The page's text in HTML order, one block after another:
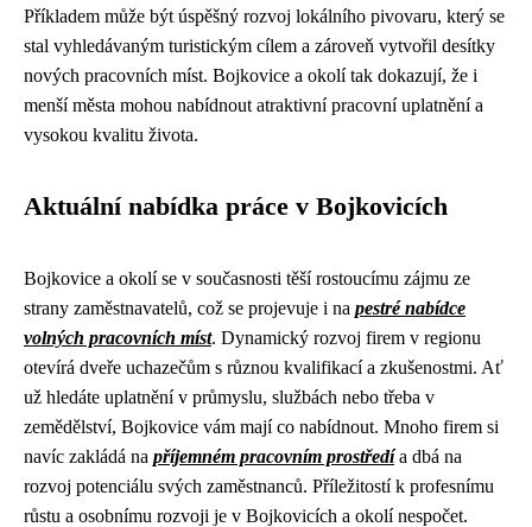
Příkladem může být úspěšný rozvoj lokálního pivovaru, který se
stal vyhledávaným turistickým cílem a zároveň vytvořil desítky
nových pracovních míst. Bojkovice a okolí tak dokazují, že i
menší města mohou nabídnout atraktivní pracovní uplatnění a
vysokou kvalitu života.
Aktuální nabídka práce v Bojkovicích
Bojkovice a okolí se v současnosti těší rostoucímu zájmu ze
strany zaměstnavatelů, což se projevuje i na pestré nabídce
volných pracovních míst. Dynamický rozvoj firem v regionu
otevírá dveře uchazečům s různou kvalifikací a zkušenostmi. Ať
už hledáte uplatnění v průmyslu, službách nebo třeba v
zemědělství, Bojkovice vám mají co nabídnout. Mnoho firem si
navíc zakládá na příjemném pracovním prostředía dbá na
rozvoj potenciálu svých zaměstnanců. Příležitostí k profesnímu
růstu a osobnímu rozvoji je v Bojkovicích a okolí nespočet.